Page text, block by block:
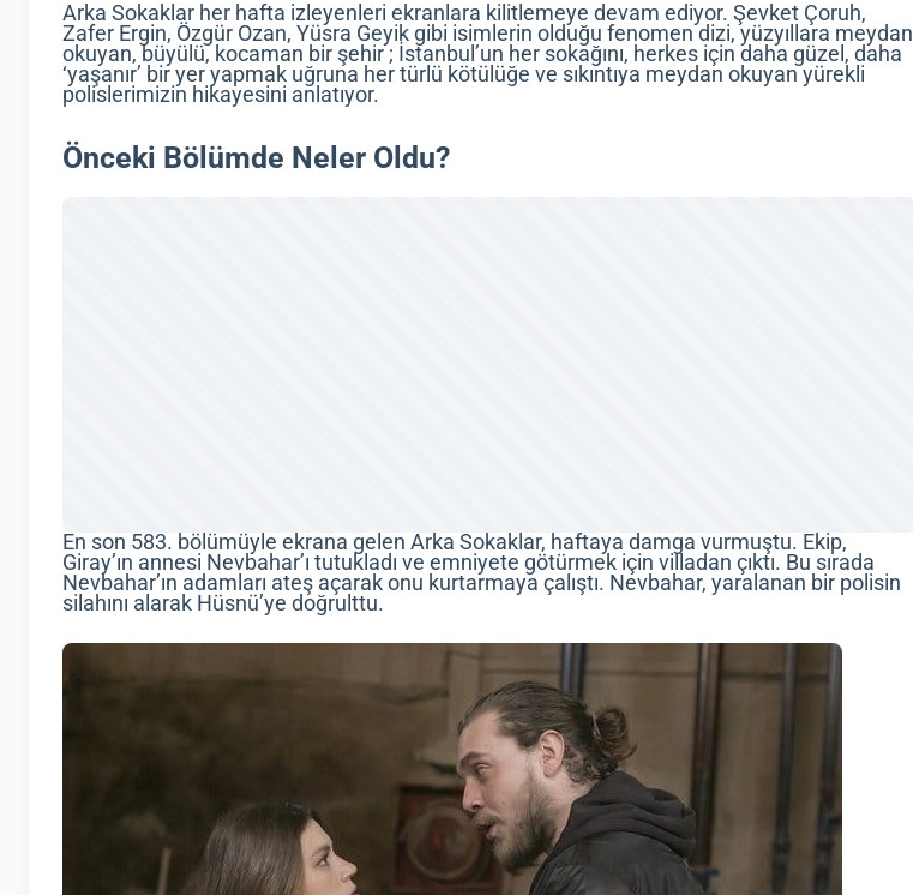
Arka Sokaklar her hafta izleyenleri ekranlara kilitlemeye devam ediyor. Şevket Çoruh,
Zafer Ergin, Özgür Ozan, Yüsra Geyik gibi isimlerin olduğu fenomen dizi, yüzyıllara meydan
okuyan, büyülü, kocaman bir şehir ; İstanbul’un her sokağını, herkes için daha güzel, daha
‘yaşanır’ bir yer yapmak uğruna her türlü kötülüğe ve sıkıntıya meydan okuyan yürekli
polislerimizin hikayesini anlatıyor.
Önceki Bölümde Neler Oldu?
En son 583. bölümüyle ekrana gelen Arka Sokaklar, haftaya damga vurmuştu. Ekip,
Giray’ın annesi Nevbahar’ı tutukladı ve emniyete götürmek için villadan çıktı. Bu sırada
Nevbahar’ın adamları ateş açarak onu kurtarmaya çalıştı. Nevbahar, yaralanan bir polisin
silahını alarak Hüsnü’ye doğrulttu.